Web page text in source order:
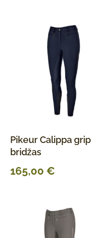
Pikeur Calippa grip
bridžas
165,00 €